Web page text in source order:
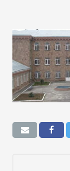
ᲑᲘᲑᲚᲘᲝᲗᲔᲙᲐ
ᲡᲢᲣᲓᲔᲜᲢᲣᲠᲘ
ᲙᲝᲜᲢᲐᲥᲢᲘ